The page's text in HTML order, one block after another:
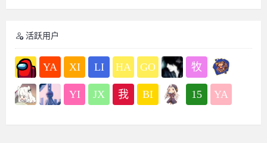
活跃用户
YA XI LI HA GO 牧
YI JX 我 BI 15 YA